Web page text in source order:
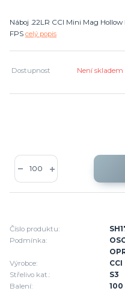
Náboj .22LR CCI Mini Mag
FPS celý popis
Dostupnost Není skladem
Číslo produktu:
Podmínka:
Výrobce:
CCI
Střelivo kat.:
S3
Balení:
100